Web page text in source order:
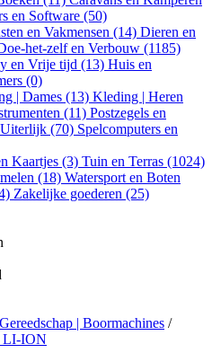
en Software (50)
en Vakmensen (14) Dieren en
het-zelf en Verbouw (1185)
en Vrije tijd (13) Huis en
(0)
| Dames (13) Kleding | Heren
(11) Postzegels en
Uiterlijk (70) Spelcomputers en
Kaartjes (3) Tuin en Terras (1024)
(18) Watersport en Boten
Zakelijke goederen (25)
Gereedschap | Boormachines /
LI-ION